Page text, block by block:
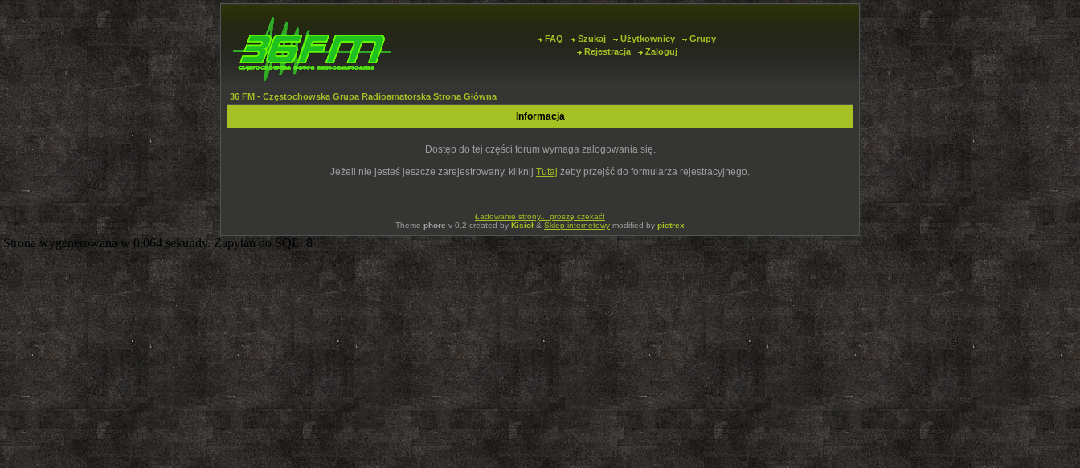
FAQ Szukaj Użytkownicy
Grupy
Rejestracja
Zaloguj
36 FM - Częstochowska Grupa Radioamatorska Strona Główna
Informacja
Dostęp do tej części forum wymaga zalogowania się.
Jeżeli nie jesteś jeszcze zarejestrowany, kliknij Tutaj żeby przejść do formularza rejestracyjnego.
Ładowanie strony... proszę czekać!
Theme phore v 0.2 created by Kisioł & Sklep internetowy modified by pietrex
Strona wygenerowana w 0.064 sekundy. Zapytań do SQL: 8